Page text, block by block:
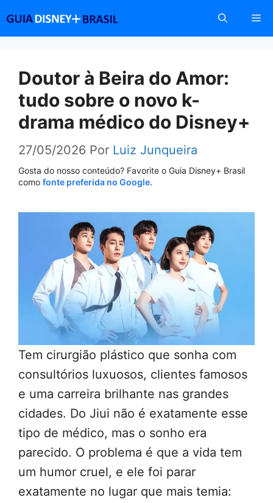
conteúdo
Doutor à Beira do Amor:
tudo sobre o novo k-
drama médico do Disney+
27/05/2026 Por Luiz Junqueira
Gosta do nosso conteúdo? Favorite o Guia Disney+ Brasil
como fonte preferida no Google.
Tem cirurgião plástico que sonha com
consultórios luxuosos, clientes famosos
e uma carreira brilhante nas grandes
cidades. Do Jiui não é exatamente esse
tipo de médico, mas o sonho era
parecido. O problema é que a vida tem
um humor cruel, e ele foi parar
exatamente no lugar que mais temia: